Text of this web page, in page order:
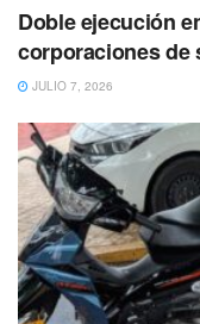
Doble ejecución
corporaciones de
JULIO 7, 2026